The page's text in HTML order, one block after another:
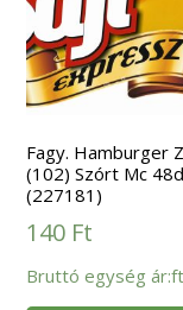
Fagy. Hamburger
(102) Szórt Mc
(227181)
140 Ft
Bruttó egység